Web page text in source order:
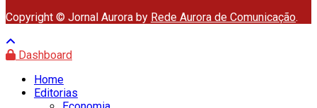
Copyright © Jornal Aurora by Rede Aurora de Comunicação.
Dashboard
Home
Editorias